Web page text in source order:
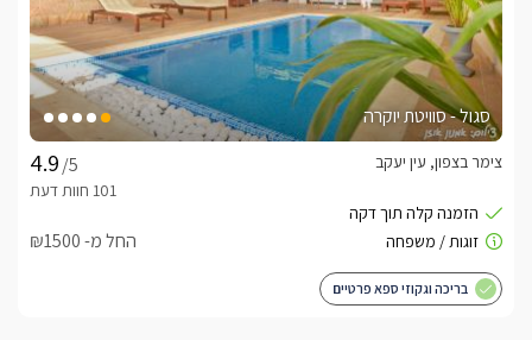
סגול - סוויטת יוקרה
/5
צימר בצפון, עין יעקב
החל מ- ₪1500
בריכה וגקוזי ספא פרטיים